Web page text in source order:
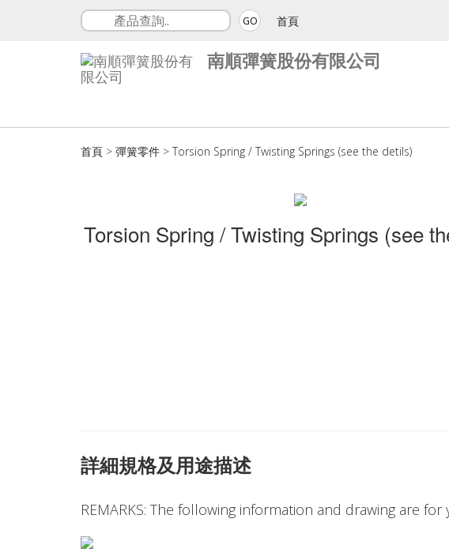
GO 首頁
南順彈簧股份有限公司
首頁 > 彈簧零件 > Torsion Spring / Twisting Springs (see the detils)
Torsion Spring / Twisting Springs (see
詳細規格及用途描述
REMARKS: The following information and drawing are